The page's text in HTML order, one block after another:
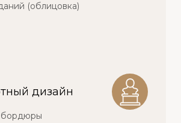
(облицовка)
дизайн
бордюры